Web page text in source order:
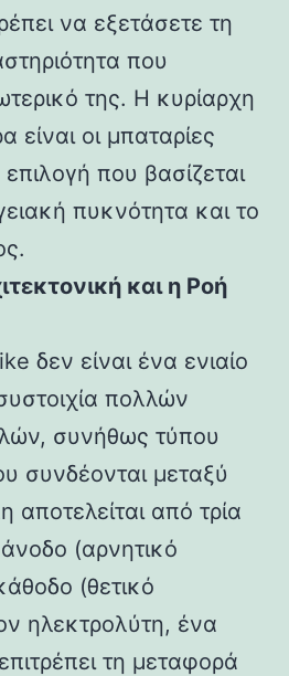
να εξετάσετε τη
που
της. Η κυρίαρχη
είναι οι μπαταρίες
επιλογή που βασίζεται
πυκνότητα και το
και η Ροή
δεν είναι ένα ενιαίο
πολλών
συνήθως τύπου
συνδέονται μεταξύ
από τρία
(αρνητικό
(θετικό
ηλεκτρολύτη, ένα
τη μεταφορά